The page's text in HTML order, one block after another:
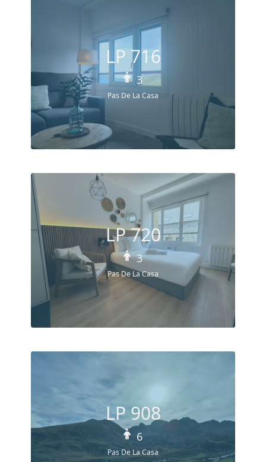
LP 716
3
Pas De La Casa
LP 720
3
Pas De La Casa
LP 908
6
Pas De La Casa